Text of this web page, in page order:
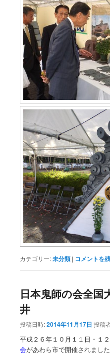
カテゴリー:未分類 | コメントを
日本鬼師の会全国
井
投稿日時:2014年11月17日 投稿
平成２６年１０月１１日・１
会があわら市で開催されまし